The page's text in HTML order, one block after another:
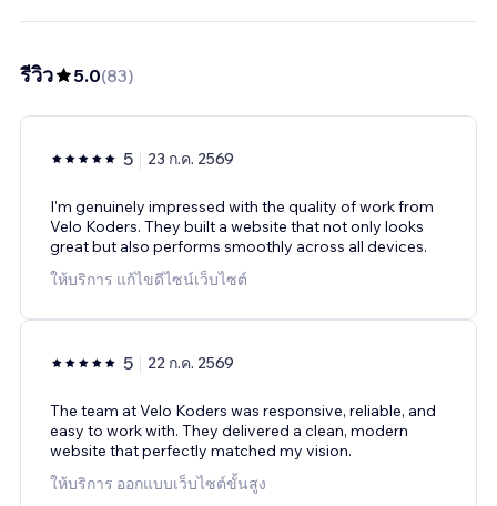
รีวิว 5.0(83)
5 23 ก.ค. 2569
I'm genuinely impressed with the quality of work from
Velo Koders. They built a website that not only looks
great but also performs smoothly across all devices.
ให้บริการ แก้ไขดีไซน์เว็บไซต์
5 22 ก.ค. 2569
The team at Velo Koders was responsive, reliable, and
easy to work with. They delivered a clean, modern
website that perfectly matched my vision.
ให้บริการ ออกแบบเว็บไซต์ขั้นสูง